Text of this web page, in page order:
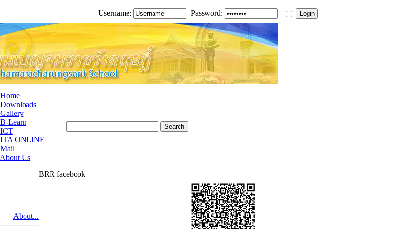
Username: Password:
Home
Downloads
Gallery
B-Learn
ICT
ITA ONLINE
Mail
About Us
About...
BRR facebook